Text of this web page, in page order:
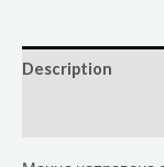
Description